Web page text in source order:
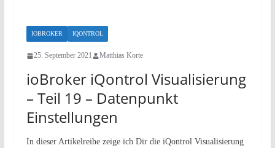
IOBROKER IQONTROL
25. September 2021 Matthias Korte
ioBroker iQontrol Visualisierung
– Teil 19 – Datenpunkt
Einstellungen
In dieser Artikelreihe zeige ich Dir die iQontrol Visualisierung